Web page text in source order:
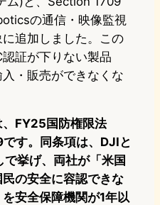
の通信・映像監視
追加しました。この
証が下りない製品
・販売ができなくな
FY25国防権限法
す。同条項は、DJIと
挙げ、両社が「米国
の安全に容認できな
安全保障機関が1年以